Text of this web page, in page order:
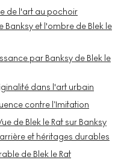
de l'art au pochoir
Banksy et l'ombre de Blek le
par Banksy de Blek le
dans l'art urbain
contre l’Imitation
de Blek le Rat sur Banksy
et héritages durables
de Blek le Rat